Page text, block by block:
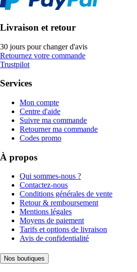
Livraison et retour
30 jours pour changer d'avis
Retournez votre commande
Trustpilot
Services
Mon compte
Centre d'aide
Suivre ma commande
Retourner ma commande
Codes promo
À propos
Qui sommes-nous ?
Contactez-nous
Conditions générales de vente
Retour & remboursement
Mentions légales
Moyens de paiement
Tarifs et options de livraison
Avis de confidentialité
Nos boutiques